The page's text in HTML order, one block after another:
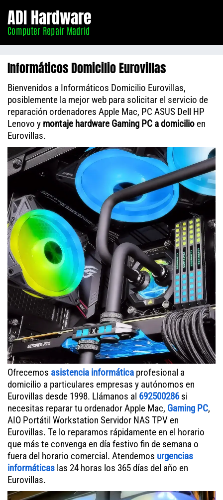
Madrid
ADI Hardware
Computer Repair Madrid
Informáticos Domicilio Eurovillas
Bienvenidos a Informáticos Domicilio Eurovillas,
posiblemente la mejor web para solicitar el servicio de
reparación ordenadores Apple Mac, PC ASUS Dell HP
Lenovo y montaje hardware Gaming PC a domicilio en
Eurovillas.
Ofrecemos asistencia informática profesional a
domicilio a particulares empresas y autónomos en
Eurovillas desde 1998. Llámanos al 692500286si
necesitas reparar tu ordenador Apple Mac, Gaming PC,
AIO Portátil Workstation Servidor NAS TPV en
Eurovillas. Te lo reparamos rápidamente en el horario
que más te convenga en día festivo fin de semana o
fuera del horario comercial. Atendemos urgencias
informáticas las 24 horas los 365 días del año en
Eurovillas.